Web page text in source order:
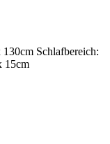
Schlafbereich:
15cm